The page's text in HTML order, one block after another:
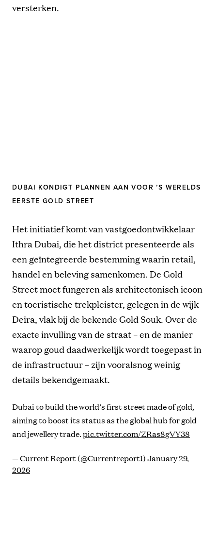
versterken.
DUBAI KONDIGT PLANNEN AAN VOOR ’S WERELDS
EERSTE GOLD STREET
Het initiatief komt van vastgoedontwikkelaar
Ithra Dubai, die het district presenteerde als
een geïntegreerde bestemming waarin retail,
handel en beleving samenkomen. De Gold
Street moet fungeren als architectonisch icoon
en toeristische trekpleister, gelegen in de wijk
Deira, vlak bij de bekende Gold Souk. Over de
exacte invulling van de straat – en de manier
waarop goud daadwerkelijk wordt toegepast in
de infrastructuur – zijn vooralsnog weinig
details bekendgemaakt.
Dubai to build the world’s first street made of gold,
aiming to boost its status as the global hub for gold
and jewellery trade.pic.twitter.com/ZRas8gVY38
— Current Report (@Currentreport1)January 29,
2026